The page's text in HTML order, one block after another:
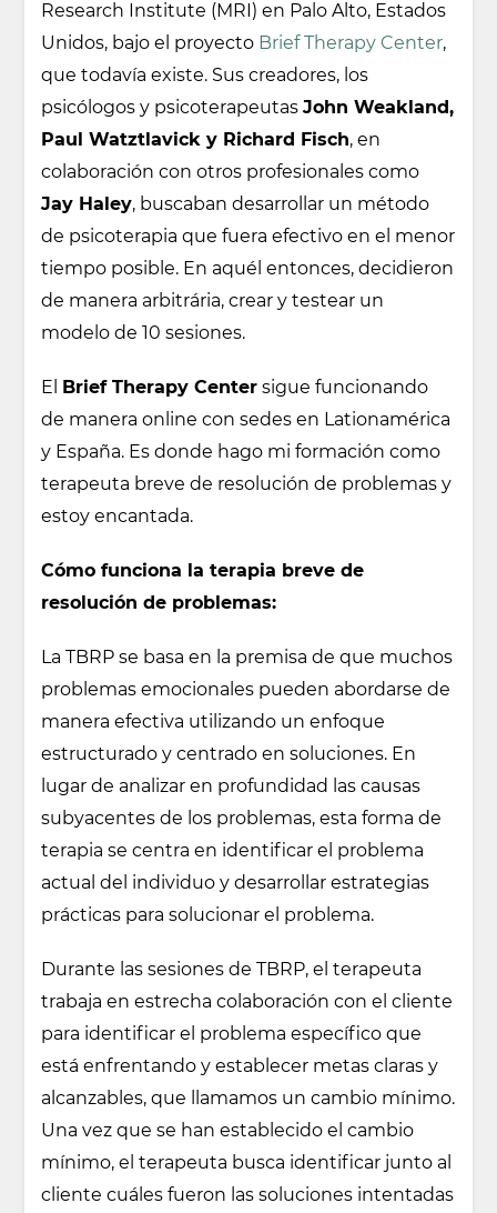
Research Institute (MRI) en Palo Alto, Estados
Unidos, bajo el proyecto Brief Therapy Center,
que todavía existe. Sus creadores, los
psicólogos y psicoterapeutasJohn Weakland,
Paul Watztlavick y Richard Fisch, en
colaboración con otros profesionales como
Jay Haley, buscaban desarrollar un método
de psicoterapia que fuera efectivo en el menor
tiempo posible. En aquél entonces, decidieron
de manera arbitrária, crear y testear un
modelo de 10 sesiones.
El Brief Therapy Center sigue funcionando
de manera online con sedes en Lationamérica
y España. Es donde hago mi formación como
terapeuta breve de resolución de problemas y
estoy encantada.
Cómo funciona la terapia breve de
resolución de problemas:
La TBRP se basa en la premisa de que muchos
problemas emocionales pueden abordarse de
manera efectiva utilizando un enfoque
estructurado y centrado en soluciones. En
lugar de analizar en profundidad las causas
subyacentes de los problemas, esta forma de
terapia se centra en identificar el problema
actual del individuo y desarrollar estrategias
prácticas para solucionar el problema.
Durante las sesiones de TBRP, el terapeuta
trabaja en estrecha colaboración con el cliente
para identificar el problema específico que
está enfrentando y establecer metas claras y
alcanzables, que llamamos un cambio mínimo.
Una vez que se han establecido el cambio
mínimo, el terapeuta busca identificar junto al
cliente cuáles fueron las soluciones intentadas